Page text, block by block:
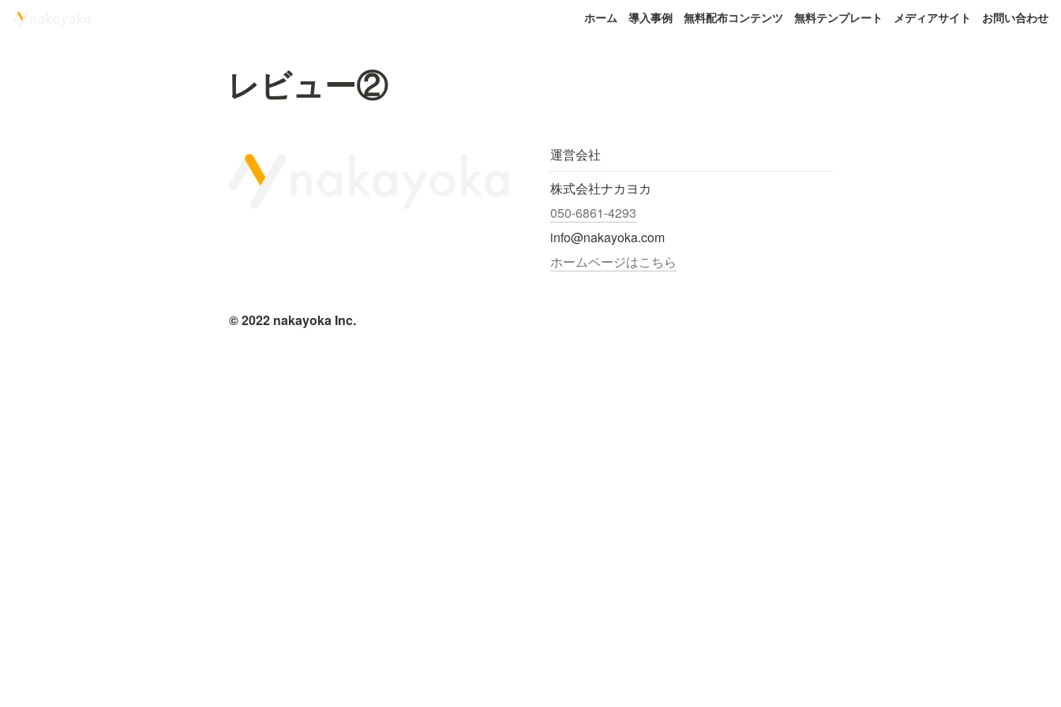
ホーム 導入事例 無料配布コンテンツ 無料テンプレート メディアサイト お問い合わせ
レビュー②
運営会社
株式会社ナカヨカ
050-6861-4293
info@nakayoka.com
ホームページはこちら
© 2022 nakayoka Inc.